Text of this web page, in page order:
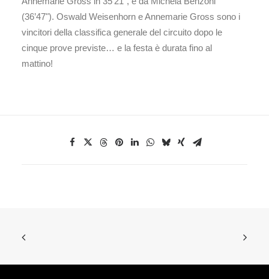
(36’47"). Oswald Weisenhorn e Annemarie Gross sono i
vincitori della classifica generale del circuito dopo le
cinque prove previste… e la festa è durata fino al
mattino!